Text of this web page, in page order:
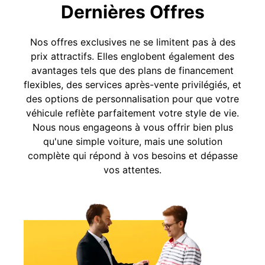
Dernières Offres
Nos offres exclusives ne se limitent pas à des
prix attractifs. Elles englobent également des
avantages tels que des plans de financement
flexibles, des services après-vente privilégiés, et
des options de personnalisation pour que votre
véhicule reflète parfaitement votre style de vie.
Nous nous engageons à vous offrir bien plus
qu'une simple voiture, mais une solution
complète qui répond à vos besoins et dépasse
vos attentes.